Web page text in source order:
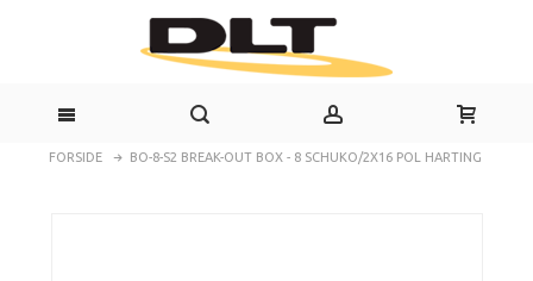
FORSIDE BO-8-S2 BREAK-OUT BOX - 8 SCHUKO/2X16 POL HARTING